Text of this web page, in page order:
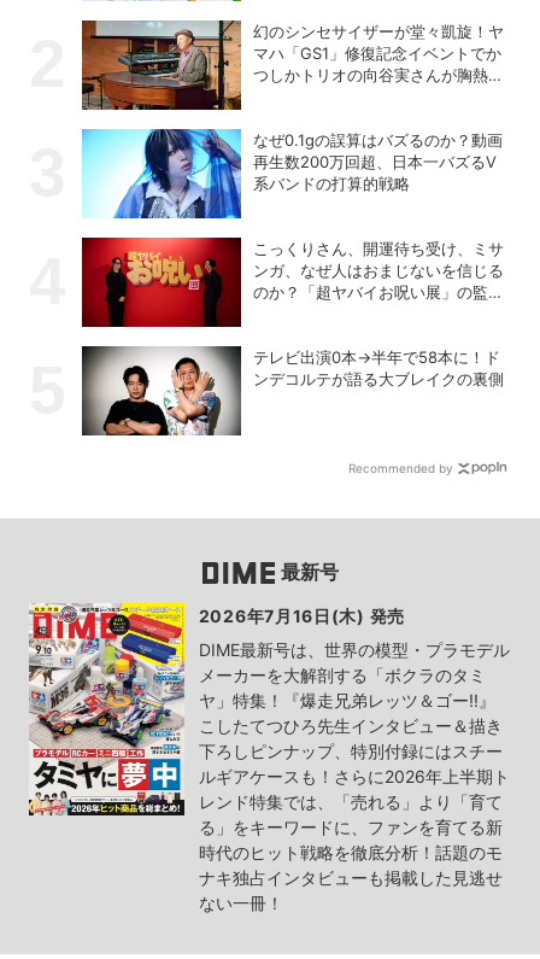
幻のシンセサイザーが堂々凱旋！ヤ
マハ「GS1」修復記念イベントでか
つしかトリオの向谷実さんが胸熱ト
なぜ0.1gの誤算はバズるのか？動画
再生数200万回超、日本一バズるV
系バンドの打算的戦略
こっくりさん、開運待ち受け、ミサ
ンガ、なぜ人はおまじないを信じる
のか？「超ヤバイお呪い展」の監修
テレビ出演0本→半年で58本に！ド
ンデコルテが語る大ブレイクの裏側
Recommended by
最新号
2026年7月16日(木) 発売
DIME最新号は、世界の模型・プラモデル
メーカーを大解剖する「ボクラのタミ
ヤ」特集！『爆走兄弟レッツ＆ゴー!!』
こしたてつひろ先生インタビュー＆描き
下ろしピンナップ、特別付録にはスチー
ルギアケースも！さらに2026年上半期ト
レンド特集では、「売れる」より「育て
る」をキーワードに、ファンを育てる新
時代のヒット戦略を徹底分析！話題のモ
ナキ独占インタビューも掲載した見逃せ
ない一冊！